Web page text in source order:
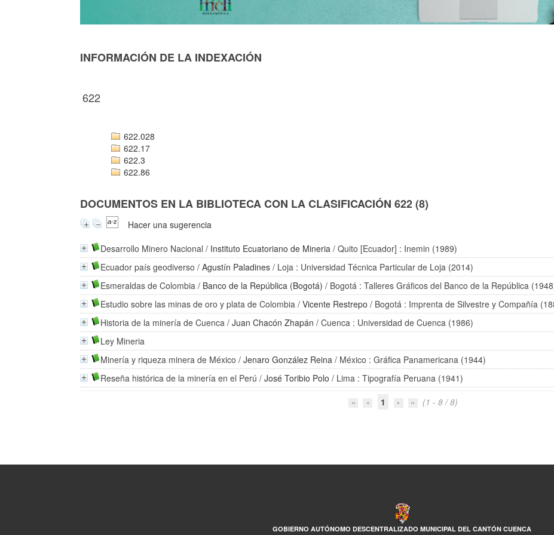
INFORMACIÓN DE LA INDEXACIÓN
622
622.028
622.17
622.3
622.86
DOCUMENTOS EN LA BIBLIOTECA CON LA CLASIFICACIÓN 622 (8)
Hacer una sugerencia
Desarrollo Minero Nacional / Instituto Ecuatoriano de Mineria / Quito [Ecuador] : Inemin (1989)
Ecuador país geodiverso /Agustín Paladines / Loja : Universidad Técnica Particular de Loja (2014)
Esmeraldas de Colombia / Banco de la República (Bogotá) / Bogotá : Talleres Gráficos del Banco de la República
Estudio sobre las minas de oro y plata de Colombia /Vicente Restrepo / Bogotá : Imprenta de Silvestre y Compañía
Historia de la minería de Cuenca /Juan Chacón Zhapán / Cuenca : Universidad de Cuenca (1986)
Ley Mineria
Minería y riqueza minera de México /Jenaro González Reina / México : Gráfica Panamericana (1944)
Reseña histórica de la minería en el Perú /José Toribio Polo / Lima : Tipografía Peruana (1941)
1
(1 - 8 / 8)
GOBIERNO AUTÓNOMO DESCENTRALIZADO MUNICIPAL DEL CANTÓN CUENCA